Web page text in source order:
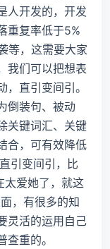
人开发的，开发
重复率低于5%
等，这需要大家
我们可以把想表
直引变间引。
倒装句、被动
关键词汇、关键
合，可有效降低
引变间引，比
太爱她了，就这
，有很多的知
灵活的运用自己
重的。